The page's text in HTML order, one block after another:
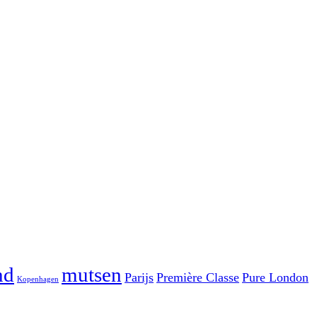
Kopenhagen mutsen Parijs Première Classe Pure London